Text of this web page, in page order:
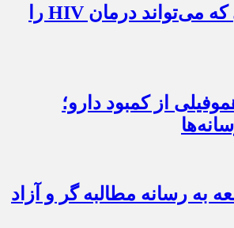
قرص آزمایشی که می‌تواند درمان HIV را
از کمبود دارو؛
به رسانه مطالبه گر و آزاد